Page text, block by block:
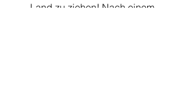
Land zu ziehen! Nach einem